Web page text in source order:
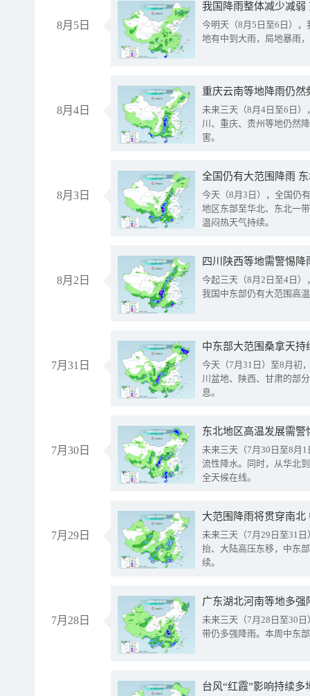
8月5日
我国降雨整体减少减弱
今明天（8月5日至6日）
地有中到大雨，局地暴雨
8月4日
重庆云南等地降雨仍然
未来三天（8月4日至6日
川、重庆、贵州等地仍然
害。
8月3日
全国仍有大范围降雨
今天（8月3日），全国仍
地区东部至华北、东北一
温闷热天气持续。
8月2日
今起三天（8月2日至4日
我国中东部仍有大范围高
7月31日
中东部大范围桑拿天
今天（7月31日）至8月初
川盆地、陕西、甘肃的部
息。
7月30日
东北地区高温发展需
未来三天（7月30日至8月
流性降水。同时，从华北
全天候在线。
7月29日
大范围降雨将贯穿南
未来三天（7月29日至31
抬、大陆高压东移，中东
续。
7月28日
广东湖北河南等地多
未来三天（7月28日至30
带仍多强降雨。本周中东
台风“红霞”影响持续